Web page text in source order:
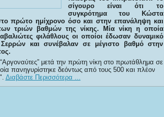
σίγουρο είναι ότι το
συγκρότημα του Κώστα
πρώτο ημίχρονο όσο και στην επανάληψη και
τριών βαθμών της νίκης. Μία νίκη η οποία
φιλάθλους οι οποίοι έδωσαν δυναμικό
και συνέβαλαν σε μέγιστο βαθμό στην
μετά την πρώτη νίκη στο πρωτάθλημα σε
πανηγυρίστηκε δεόντως από τους 500 και πλέον
. Διαβάστε Περισσότερα ...